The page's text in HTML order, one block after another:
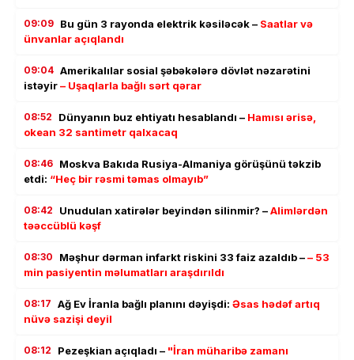
09:09 Bu gün 3 rayonda elektrik kəsiləcək – Saatlar və
ünvanlar açıqlandı
09:04 Amerikalılar sosial şəbəkələrə dövlət nəzarətini
istəyir– Uşaqlarla bağlı sərt qərar
08:52 Dünyanın buz ehtiyatı hesablandı – Hamısı ərisə,
okean 32 santimetr qalxacaq
08:46 Moskva Bakıda Rusiya-Almaniya görüşünü təkzib
etdi: “Heç bir rəsmi təmas olmayıb”
08:42 Unudulan xatirələr beyindən silinmir? –Alimlərdən
təəccüblü kəşf
08:30 Məşhur dərman infarkt riskini 33 faiz azaldıb –– 53
min pasiyentin məlumatları araşdırıldı
08:17 Ağ Ev İranla bağlı planını dəyişdi: Əsas hədəf artıq
nüvə sazişi deyil
08:12 Pezeşkian açıqladı – "İran müharibə zamanı